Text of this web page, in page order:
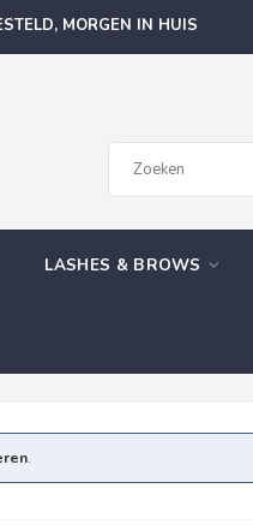
MORGEN IN HUIS
LASHES & BROWS
.